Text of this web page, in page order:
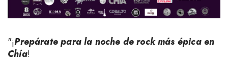
"¡Prepárate para la noche de rock más épica en
Chía!